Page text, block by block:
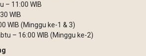
– 11:00 WIB
WIB
WIB (Minggu ke-1 & 3)
– 16:00 WIB (Minggu ke-2)